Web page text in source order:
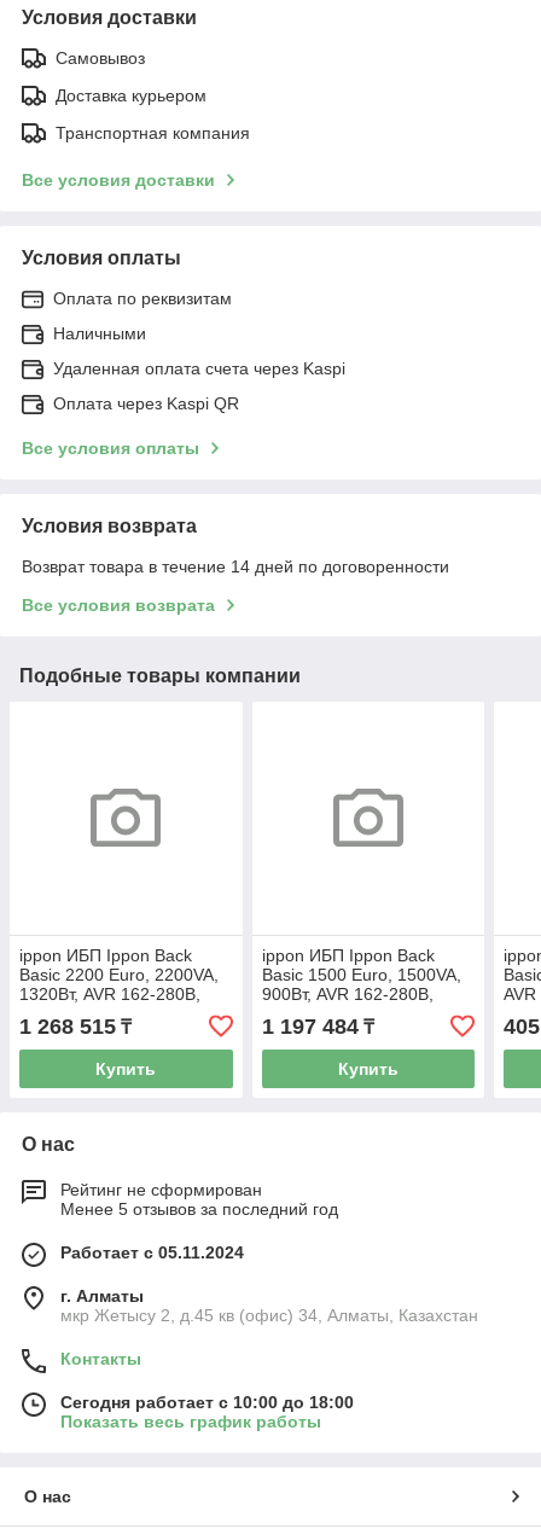
Условия доставки
Самовывоз
Доставка курьером
Транспортная компания
Все условия доставки
Условия оплаты
Оплата по реквизитам
Наличными
Удаленная оплата счета через Kaspi
Оплата через Kaspi QR
Все условия оплаты
Условия возврата
Возврат товара в течение 14 дней по договоренности
Все условия возврата
Подобные товары компании
ippon ИБП Ippon Back
Basic 2200 Euro, 2200VA,
1320Вт, AVR 162-280В,
4хEURO, управление по
USB, без комлекта
1 268 515 ₸
Купить
ippon ИБП Ippon Back
Basic 1500 Euro, 1500VA,
900Вт, AVR 162-280В,
4хEURO, управление по
USB, без комлекта
1 197 484₸
Купить
О нас
Рейтинг не сформирован
Менее 5 отзывов за последний год
Работает с 05.11.2024
г. Алматы
мкр Жетысу 2, д.45 кв (офис) 34, Алматы, Казахстан
Контакты
Сегодня работает с 10:00 до 18:00
Показать весь график работы
О нас